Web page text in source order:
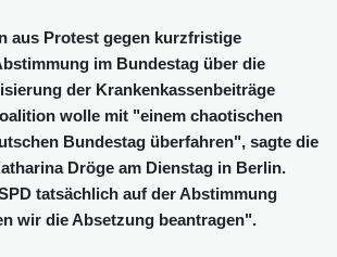
aus Protest gegen kurzfristige
im Bundestag über die
der Krankenkassenbeiträge
wolle mit "einem chaotischen
Bundestag überfahren", sagte die
Dröge am Dienstag in Berlin.
tatsächlich auf der Abstimmung
wir die Absetzung beantragen".